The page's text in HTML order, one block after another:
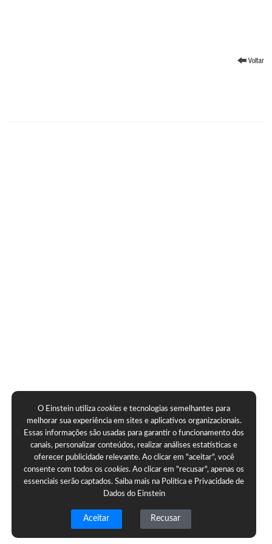
O Einstein utilizacookies e tecnologias semelhantes para
melhorar sua experiência em sites e aplicativos organizacionais.
Essas informações são usadas para garantir o funcionamento dos
canais, personalizar conteúdos, realizar análises estatísticas e
oferecer publicidade relevante. Ao clicar em "aceitar", você
consente com todos oscookies. Ao clicar em "recusar", apenas os
essenciais serão captados. Saiba mais na Política e Privacidade de
Dados do Einstein
Aceitar Recusar